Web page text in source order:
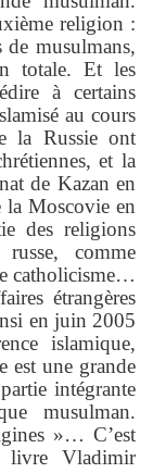
religion :
musulmans,
totale. Et les
à certains
au cours
la Russie ont
et la
de Kazan en
la Moscovie en
des religions
comme
catholicisme…
étrangères
en juin 2005
islamique,
est une grande
intégrante
musulman.
»… C’est
livre Vladimir